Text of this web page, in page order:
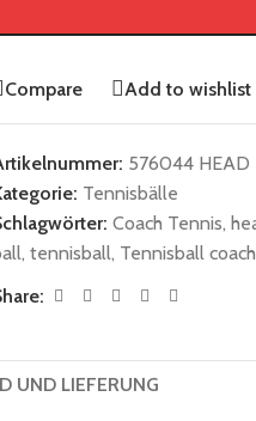
Compare Add to wishlist
576044 HEAD
Tennisbälle
Coach Tennis,
, tennisball, Tennisball coach
UND LIEFERUNG